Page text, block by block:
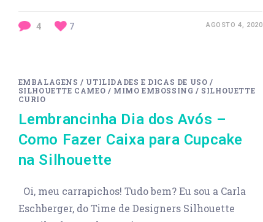
4 7 AGOSTO 4, 2020
EMBALAGENS / UTILIDADES E DICAS DE USO /
SILHOUETTE CAMEO / MIMO EMBOSSING / SILHOUETTE
CURIO
Lembrancinha Dia dos Avós –
Como Fazer Caixa para Cupcake
na Silhouette
Oi, meu carrapichos! Tudo bem? Eu sou a Carla
Eschberger, do Time de Designers Silhouette